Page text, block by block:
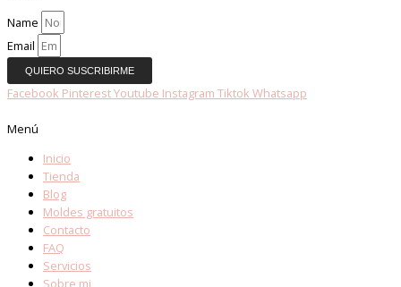
Name
Email
QUIERO SUSCRIBIRME
Facebook PinterestYoutube Instagram Tiktok Whatsapp
Menú
Inicio
Tienda
Blog
Moldes gratuitos
Contacto
FAQ
Servicios
Sobre mi